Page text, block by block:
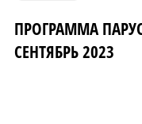
ПРОГРАММА
СЕНТЯБРЬ 2023